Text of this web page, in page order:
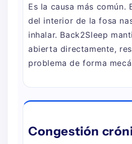
Es la causa más común.
del interior de la fosa
inhalar. Back2Sleep
abierta directamente,
problema de forma
Congestión